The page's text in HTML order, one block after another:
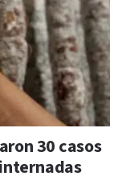
30 casos